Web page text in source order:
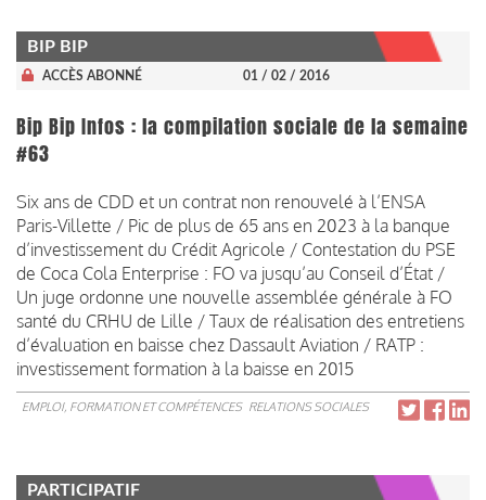
BIP BIP
ACCÈS ABONNÉ 01 / 02 / 2016
Bip Bip Infos : la compilation sociale de la semaine
#63
Six ans de CDD et un contrat non renouvelé à l’ENSA
Paris-Villette / Pic de plus de 65 ans en 2023 à la banque
d’investissement du Crédit Agricole / Contestation du PSE
de Coca Cola Enterprise : FO va jusqu’au Conseil d’État /
Un juge ordonne une nouvelle assemblée générale à FO
santé du CRHU de Lille / Taux de réalisation des entretiens
d’évaluation en baisse chez Dassault Aviation / RATP :
investissement formation à la baisse en 2015
EMPLOI, FORMATION ET COMPÉTENCES RELATIONS SOCIALES
PARTICIPATIF